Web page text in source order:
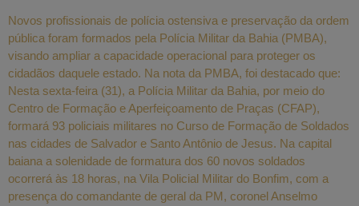
Novos profissionais de polícia ostensiva e preservação da ordem
pública foram formados pela Polícia Militar da Bahia (PMBA),
visando ampliar a capacidade operacional para proteger os
cidadãos daquele estado. Na nota da PMBA, foi destacado que:
Nesta sexta-feira (31), a Polícia Militar da Bahia, por meio do
Centro de Formação e Aperfeiçoamento de Praças (CFAP),
formará 93 policiais militares no Curso de Formação de Soldados
nas cidades de Salvador e Santo Antônio de Jesus. Na capital
baiana a solenidade de formatura dos 60 novos soldados
ocorrerá às 18 horas, na Vila Policial Militar do Bonfim, com a
presença do comandante de geral da PM, coronel Anselmo